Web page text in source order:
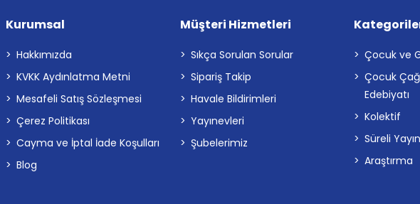
Kurumsal
Hakkımızda
KVKK Aydınlatma Metni
Mesafeli Satış Sözleşmesi
Çerez Politikası
Cayma ve İptal İade Koşulları
Blog
Müşteri Hizmetleri
Sıkça Sorulan Sorular
Sipariş Takip
Havale Bildirimleri
Yayınevleri
Şubelerimiz
Çocuk ve
Çocuk
Edebiyatı
Kolektif
Süreli
Araştırma